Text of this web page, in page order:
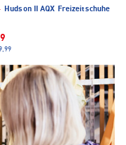
Hudson II AQX Freizeitschuhe